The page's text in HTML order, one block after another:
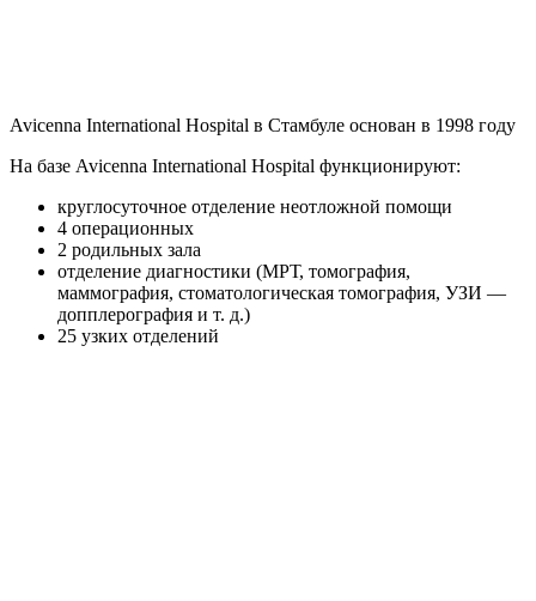
Avicenna International Hospital в Стамбуле основан в 1998 году
На базе Avicenna International Hospital функционируют:
круглосуточное отделение неотложной помощи
4 операционных
2 родильных зала
отделение диагностики (МРТ, томография,
маммография, стоматологическая томография, УЗИ —
допплерография и т. д.)
25 узких отделений